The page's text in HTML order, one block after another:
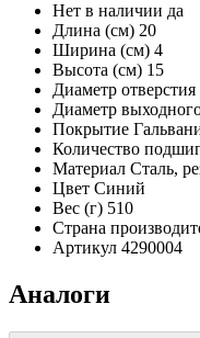
Нет в наличии да
Длина (см) 20
Ширина (см) 4
Высота (см) 15
Диаметр
Диаметр
Покрытие
Количество
Материал Сталь,
Цвет Синий
Вес (г) 510
Страна
Артикул 4290004
Аналоги